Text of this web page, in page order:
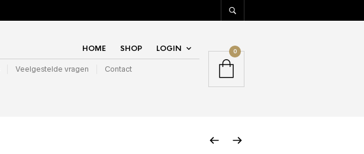
HOME SHOP LOGIN
Veelgestelde vragen Contact
0